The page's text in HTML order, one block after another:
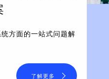
方面的一站式问题解
了解更多